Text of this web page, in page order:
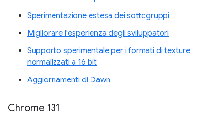
Sperimentazione estesa dei sottogruppi
Migliorare l'esperienza degli sviluppatori
Supporto sperimentale per i formati di texture
normalizzati a 16 bit
Aggiornamenti di Dawn
Chrome 131